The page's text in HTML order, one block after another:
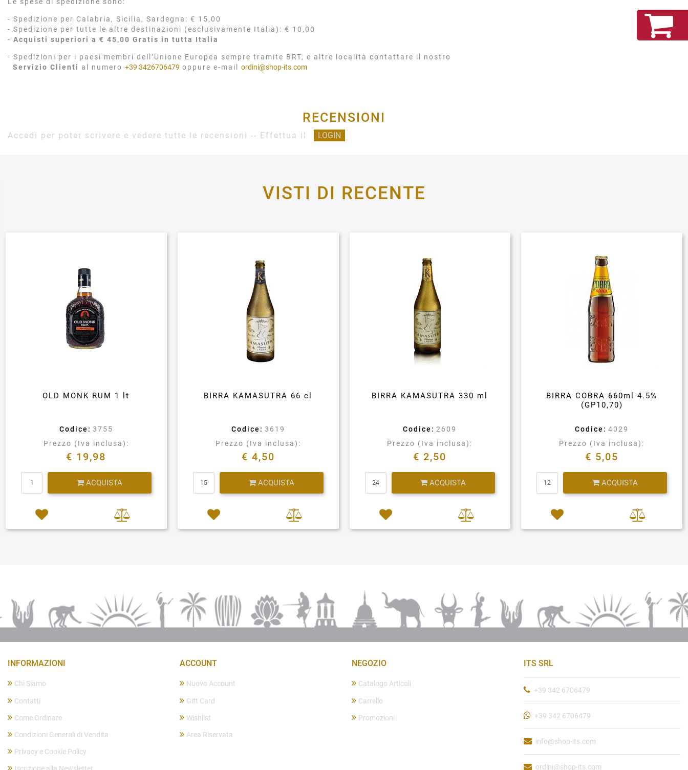
Le spese di spedizione sono:
- Spedizione per Calabria, Sicilia, Sardegna: € 15,00
- Spedizione per tutte le altre destinazioni (esclusivamente Italia): € 10,00
- Acquisti superiori a € 45,00 Gratis in tutta Italia
- Spedizioni per i paesi membri dell’Unione Europea sempre tramite BRT, e altre località contattare il nostro
Servizio Clienti al numero +39 3426706479 oppure e-mail ordini@shop-its.com
RECENSIONI
Accedi per poter scrivere e vedere tutte le recensioni -- Effettua il LOGIN
VISTI DI RECENTE
OLD MONK RUM 1 lt
Codice: 3755
Prezzo (Iva inclusa):
€ 19,98
ACQUISTA
BIRRA KAMASUTRA 66 cl
Codice: 3619
Prezzo (Iva inclusa):
€ 4,50
ACQUISTA
BIRRA KAMASUTRA 330 ml
Codice: 2609
Prezzo (Iva inclusa):
€ 2,50
ACQUISTA
BIRRA COBRA 660ml 4.5%
(GP10,70)
Codice: 4029
Prezzo (Iva inclusa):
€ 5,05
ACQUISTA
INFORMAZIONI
Chi Siamo
Contatti
Come Ordinare
Condizioni Generali di Vendita
Privacy e Cookie Policy
ACCOUNT
Nuovo Account
Gift Card
Wishlist
Area Riservata
NEGOZIO
Catalogo Articoli
Carrello
Promozioni
ITS SRL
+39 342 6706479
+39 342 6706479
info@shop-its.com
ordini@shop-its.com